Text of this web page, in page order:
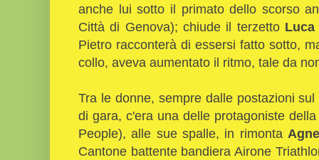
anche lui sotto il primato dello scorso
Città di Genova); chiude il terzetto Luca
Pietro racconterà di essersi fatto sotto,
collo, aveva aumentato il ritmo, tale da
Tra le donne, sempre dalle postazioni
di gara, c'era una delle protagoniste
People), alle sue spalle, in rimonta
Cantone battente bandiera Airone